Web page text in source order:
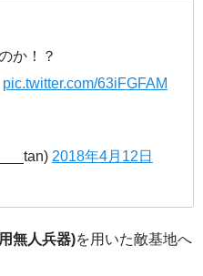
か！？
pic.twitter.com/63iFGFAM
2018年4月12日
無人兵器)を用いた敵基地へ